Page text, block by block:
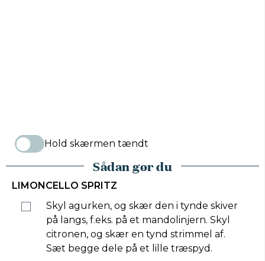
Hold skærmen tændt
Sådan gør du
LIMONCELLO SPRITZ
Skyl agurken, og skær den i tynde skiver
på langs, f.eks. på et mandolinjern. Skyl
citronen, og skær en tynd strimmel af.
Sæt begge dele på et lille træspyd.